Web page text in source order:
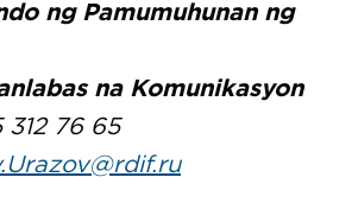
ng Pamumuhunan ng
na Komunikasyon
312 76 65